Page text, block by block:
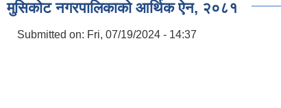
मुसिकोट नगरपालिकाको आर्थिक ऐन, २०८१
Submitted on: Fri, 07/19/2024 - 14:37